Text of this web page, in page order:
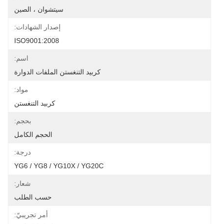
سيتشوان ، الصين
إصدار الشهادات:
ISO9001:2008
اسم:
كربيد التنغستن الملفات الدوارة
مواد:
كربيد التنغستن
بحجم:
الحجم الكامل
درجة:
YG6 / YG8 / YG10X / YG20C
شعار:
حسب الطلب
أمر تجريبيّ: